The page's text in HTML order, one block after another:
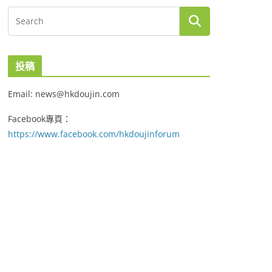
投稿
Email: news@hkdoujin.com
Facebook專頁：
https://www.facebook.com/hkdoujinforum